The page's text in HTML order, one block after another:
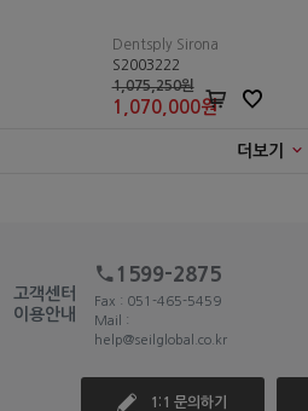
Dentsply Sirona
S2003222
1,075,250원
1,070,000원
더보기
고객센터
이용안내
1599-2875
Fax : 051-465-5459
Mail :
help@seilglobal.co.kr
1:1 문의하기